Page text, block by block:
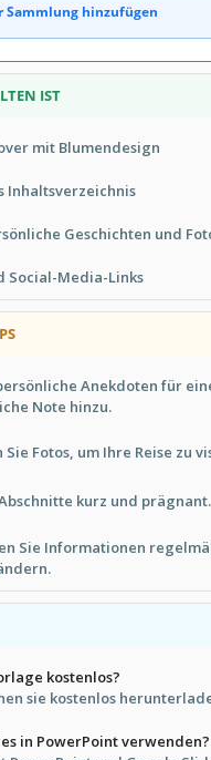
Sammlung hinzufügen
IST
mit Blumendesign
Inhaltsverzeichnis
Geschichten und
Social-Media-Links
Anekdoten für
Note hinzu.
Fotos, um Ihre Reise zu
kurz und prägnant.
Sie Informationen
kostenlos?
sie kostenlos
in PowerPoint verwenden?